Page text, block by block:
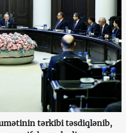
tərkibi təsdiqlənib,